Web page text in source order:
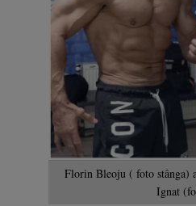
Florin Bleoju ( foto stânga)
Ignat